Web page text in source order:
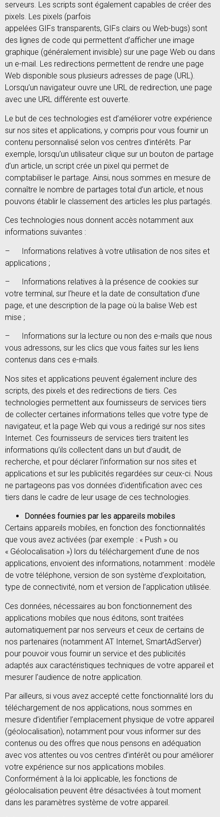
serveurs. Les scripts sont également capables de créer des
pixels. Les pixels (parfois
appelées GIFs transparents, GIFs clairs ou Web-bugs) sont
des lignes de code qui permettent d’afficher une image
graphique (généralement invisible) sur une page Web ou dans
un e-mail. Les redirections permettent de rendre une page
Web disponible sous plusieurs adresses de page (URL).
Lorsqu’un navigateur ouvre une URL de redirection, une page
avec une URL différente est ouverte.
Le but de ces technologies est d’améliorer votre expérience
sur nos sites et applications, y compris pour vous fournir un
contenu personnalisé selon vos centres d’intérêts. Par
exemple, lorsqu’un utilisateur clique sur un bouton de partage
d’un article, un script crée un pixel qui permet de
comptabiliser le partage. Ainsi, nous sommes en mesure de
connaître le nombre de partages total d’un article, et nous
pouvons établir le classement des articles les plus partagés.
Ces technologies nous donnent accès notamment aux
informations suivantes :
– Informations relatives à votre utilisation de nos sites et
applications ;
– Informations relatives à la présence de cookies sur
votre terminal, sur l’heure et la date de consultation d’une
page, et une description de la page où la balise Web est
mise ;
– Informations sur la lecture ou non des e-mails que nous
vous adressons, sur les clics que vous faites sur les liens
contenus dans ces e-mails.
Nos sites et applications peuvent également inclure des
scripts, des pixels et des redirections de tiers. Ces
technologies permettent aux fournisseurs de services tiers
de collecter certaines informations telles que votre type de
navigateur, et la page Web qui vous a redirigé sur nos sites
Internet. Ces fournisseurs de services tiers traitent les
informations qu’ils collectent dans un but d’audit, de
recherche, et pour déclarer l’information sur nos sites et
applications et sur les publicités regardées sur ceux-ci. Nous
ne partageons pas vos données d’identification avec ces
tiers dans le cadre de leur usage de ces technologies.
Données fournies par les appareils mobiles
Certains appareils mobiles, en fonction des fonctionnalités
que vous avez activées (par exemple : « Push » ou
« Géolocalisation ») lors du téléchargement d’une de nos
applications, envoient des informations, notamment : modèle
de votre téléphone, version de son système d’exploitation,
type de connectivité, nom et version de l’application utilisée.
Ces données, nécessaires au bon fonctionnement des
applications mobiles que nous éditons, sont traitées
automatiquement par nos serveurs et ceux de certains de
nos partenaires (notamment AT Internet, SmartAdServer)
pour pouvoir vous fournir un service et des publicités
adaptés aux caractéristiques techniques de votre appareil et
mesurer l’audience de notre application.
Par ailleurs, si vous avez accepté cette fonctionnalité lors du
téléchargement de nos applications, nous sommes en
mesure d’identifier l’emplacement physique de votre appareil
(géolocalisation), notamment pour vous informer sur des
contenus ou des offres que nous pensons en adéquation
avec vos attentes ou vos centres d’intérêt ou pour améliorer
votre expérience sur nos applications mobiles.
Conformément à la loi applicable, les fonctions de
géolocalisation peuvent être désactivées à tout moment
dans les paramètres système de votre appareil.